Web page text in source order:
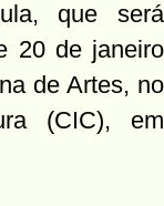
que será
20 de janeiro
de Artes, no
(CIC), em